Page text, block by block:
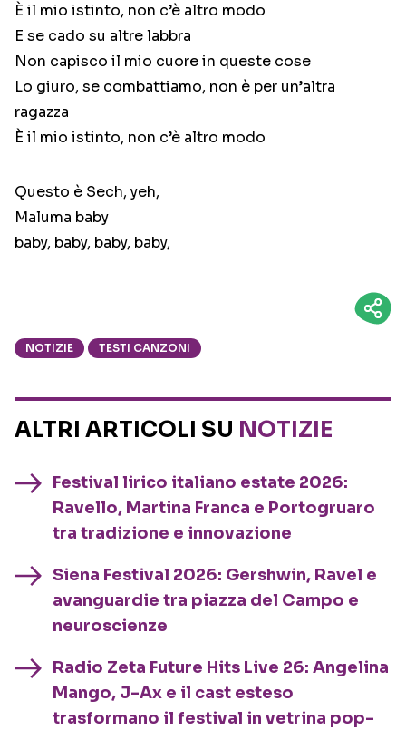
È il mio istinto, non c’è altro modo
E se cado su altre labbra
Non capisco il mio cuore in queste cose
Lo giuro, se combattiamo, non è per un’altra
ragazza
È il mio istinto, non c’è altro modo
Questo è Sech, yeh,
Maluma baby
baby, baby, baby, baby,
NOTIZIE TESTI CANZONI
ALTRI ARTICOLI SU NOTIZIE
Festival lirico italiano estate 2026:
Ravello, Martina Franca e Portogruaro
tra tradizione e innovazione
Siena Festival 2026: Gershwin, Ravel e
avanguardie tra piazza del Campo e
neuroscienze
Radio Zeta Future Hits Live 26: Angelina
Mango, J-Ax e il cast esteso
trasformano il festival in vetrina pop-